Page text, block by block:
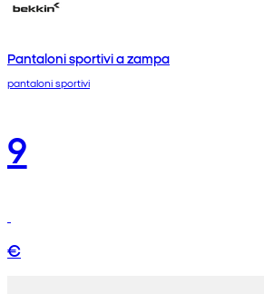
Pantaloni sportivi a zampa
pantaloni sportivi
9
€